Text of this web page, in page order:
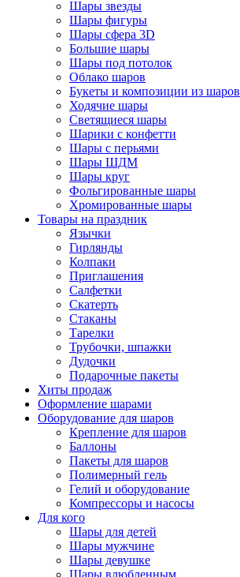
Шары звезды
Шары фигуры
Шары сфера 3D
Большие шары
Шары под потолок
Облако шаров
Букеты и композиции из шаров
Ходячие шары
Светящиеся шары
Шарики с конфетти
Шары с перьями
Шары ШДМ
Шары круг
Фольгированные шары
Хромированные шары
Товары на праздник
Язычки
Гирлянды
Колпаки
Приглашения
Салфетки
Скатерть
Стаканы
Тарелки
Трубочки, шпажки
Дудочки
Подарочные пакеты
Хиты продаж
Оформление шарами
Оборудование для шаров
Крепление для шаров
Баллоны
Пакеты для шаров
Полимерный гель
Гелий и оборудование
Компрессоры и насосы
Для кого
Шары для детей
Шары мужчине
Шары девушке
Шары влюбленным